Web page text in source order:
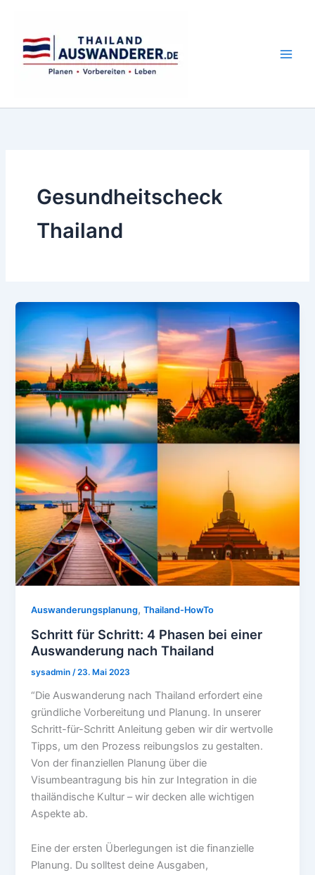
springen
Gesundheitscheck
Thailand
Auswanderungsplanung,Thailand-HowTo
Schritt für Schritt: 4 Phasen bei einer
Auswanderung nach Thailand
sysadmin /23. Mai 2023
“Die Auswanderung nach Thailand erfordert eine
gründliche Vorbereitung und Planung. In unserer
Schritt-für-Schritt Anleitung geben wir dir wertvolle
Tipps, um den Prozess reibungslos zu gestalten.
Von der finanziellen Planung über die
Visumbeantragung bis hin zur Integration in die
thailändische Kultur – wir decken alle wichtigen
Aspekte ab.
Eine der ersten Überlegungen ist die finanzielle
Planung. Du solltest deine Ausgaben,